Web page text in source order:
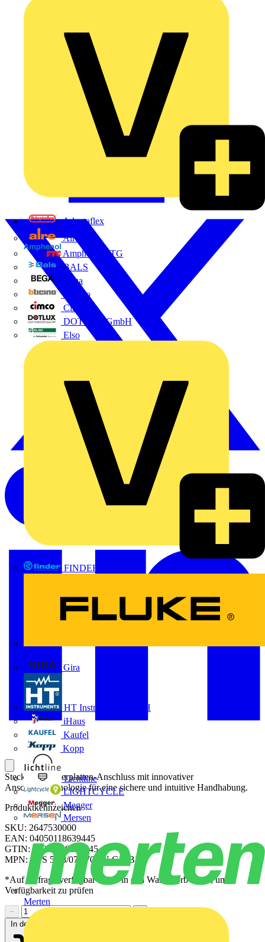
Adaptaflex
Alre
Amphenol FTG
BALS
Bega
Bticino
Cimco
DOTLUX GmbH
Elso
FINDER
Gira
HT Instruments GmbH
iHaus
Kaufel
Kopp
Lichtline
LIGHTCYCLE
Megger
Mersen
Merten
Steckbarer Leiterplatten-Anschluss mit innovativer
Anschlusstechnologie für eine sichere und intuitive Handhabung.
Produktkennzeichen
SKU: 2647530000
EAN: 04050118639445
GTIN: 04050118639445
MPN: CPS 5.08/07/270 SN GN BX
*Auf Anfrage verfügbar - bitte in den Warenkorb legen, um
Verfügbarkeit zu prüfen
−
In den Warenkorb